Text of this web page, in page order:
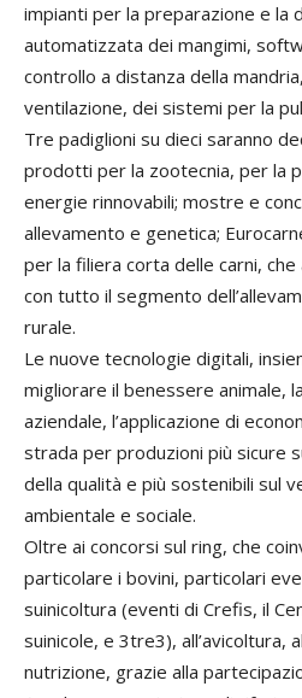
impianti per la preparazione e la
automatizzata dei mangimi,
controllo a distanza della
ventilazione, dei sistemi per la
Tre padiglioni su dieci saranno
prodotti per la zootecnia, per la
energie rinnovabili; mostre e
allevamento e genetica;
per la filiera corta delle carni,
con tutto il segmento
rurale.
Le nuove tecnologie digitali,
migliorare il benessere animale,
aziendale, l’applicazione di
strada per produzioni più sicure
della qualità e più sostenibili sul
ambientale e sociale.
Oltre ai concorsi sul ring, che
particolare i bovini, particolari
suinicoltura (eventi di Crefis, il
suinicole, e 3tre3), all’avicoltura,
nutrizione, grazie alla